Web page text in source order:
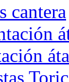
cantera